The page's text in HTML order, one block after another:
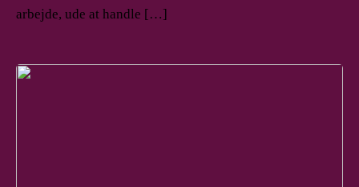
arbejde, ude at handle […]